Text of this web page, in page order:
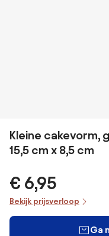
Kleine cakevorm,
15,5 cm x 8,5 cm
€ 6,95
Bekijk prijsverloop
Ga